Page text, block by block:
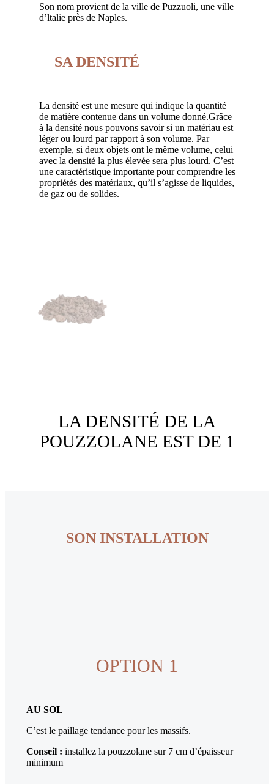
Son nom provient de la ville de Puzzuoli, une ville
d’ltalie près de Naples.
SA DENSITÉ
La densité est une mesure qui indique la quantité
de matière contenue dans un volume donné.Grâce
à la densité nous pouvons savoir si un matériau est
léger ou lourd par rapport à son volume. Par
exemple, si deux objets ont le même volume, celui
avec la densité la plus élevée sera plus lourd. C’est
une caractéristique importante pour comprendre les
propriétés des matériaux, qu’il s’agisse de liquides,
de gaz ou de solides.
LA DENSITÉ DE LA
POUZZOLANE EST DE 1
SON INSTALLATION
OPTION 1
AU SOL
C’est le paillage tendance pour les massifs.
Conseil : installez la pouzzolane sur 7 cm d’épaisseur
minimum